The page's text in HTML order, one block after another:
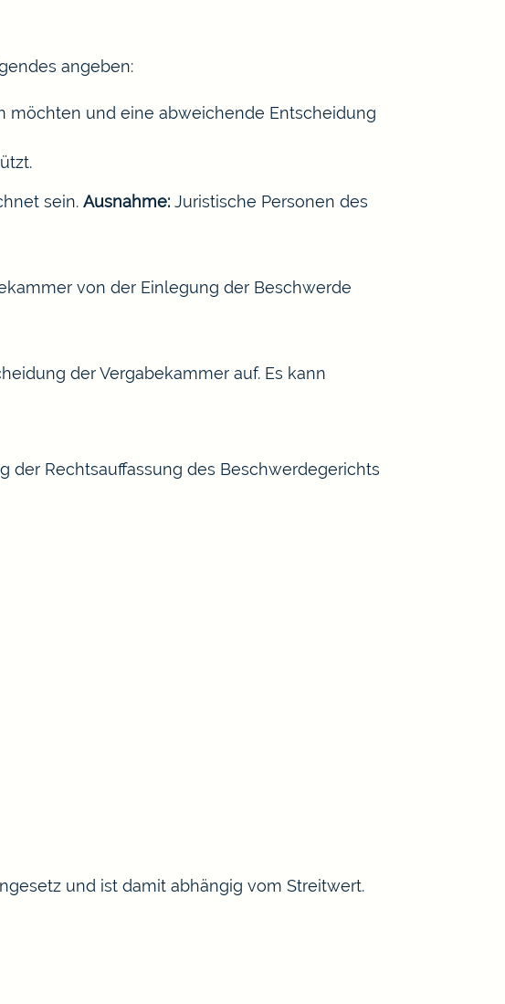
angeben:
möchten und eine abweichende Entscheidung
sein. Ausnahme: Juristische Personen des
von der Einlegung der Beschwerde
der Vergabekammer auf. Es kann
der Rechtsauffassung des Beschwerdegerichts
und ist damit abhängig vom Streitwert.